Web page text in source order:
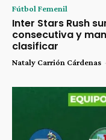
Fútbol Femenil
Inter Stars Rush
consecutiva y
clasificar
Nataly Carrión Cárdenas -